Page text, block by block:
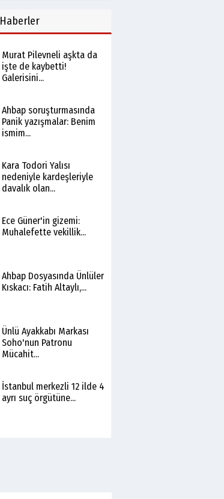
Haberler
Murat Pilevneli aşkta da
işte de kaybetti!
Galerisini...
Ahbap soruşturmasında
Panik yazışmalar: Benim
ismim...
Kara Todori Yalısı
nedeniyle kardeşleriyle
davalık olan...
Ece Güner'in gizemi:
Muhalefette vekillik...
Ahbap Dosyasında Ünlüler
Kıskacı: Fatih Altaylı,...
Ünlü Ayakkabı Markası
Soho'nun Patronu
Mücahit...
İstanbul merkezli 12 ilde 4
ayrı suç örgütüne...